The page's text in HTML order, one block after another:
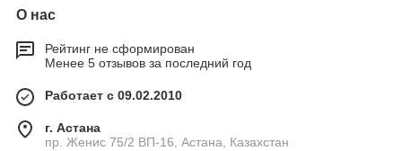
О нас
Рейтинг не сформирован
Менее 5 отзывов за последний год
Работает с 09.02.2010
г. Астана
пр. Женис 75/2 ВП-16, Астана, Казахстан